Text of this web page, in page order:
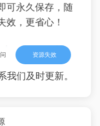
可永久保存，随
效，更省心！
资源失效
们及时更新。